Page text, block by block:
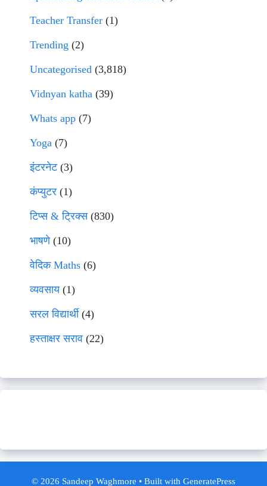
Teacher Transfer (1)
Trending (2)
Uncategorised (3,818)
Vidnyan katha (39)
Whats app (7)
Yoga (7)
इंटरनेट(3)
कंप्युटर (1)
टिप्स & ट्रिक्स(830)
भाषणे(10)
वेदिक Maths (6)
व्यवसाय(1)
सरल विद्यार्थी(4)
हस्ताक्षर सराव (22)
© 2026 Sandeep Waghmore • Built with GeneratePress